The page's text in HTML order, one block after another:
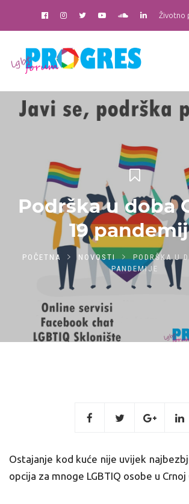
Životno
Podrška u doba
19
POČETNA NOVOSTI
PODRŠKA U
PANDEMIJE
Ostajanje kod kuće nije uvijek najbezbjednija i najlakša
opcija za mnoge LGBTIQ osobe u Crnoj